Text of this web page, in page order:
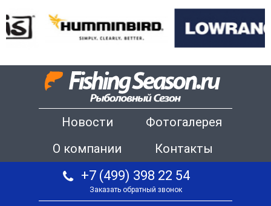
Новости
Фотогалерея
О компании
Контакты
+7 (499) 398 22 54
Заказать обратный звонок